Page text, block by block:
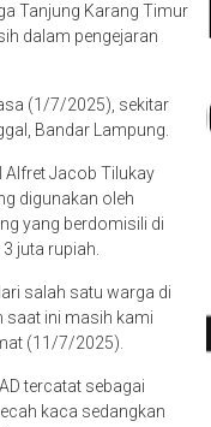
Tanjung Karang Timur
dalam pengejaran
(1/7/2025), sekitar
Bandar Lampung.
Alfret Jacob Tilukay
digunakan oleh
yang berdomisili di
juta rupiah.
salah satu warga di
saat ini masih kami
(11/7/2025).
tercatat sebagai
kaca sedangkan